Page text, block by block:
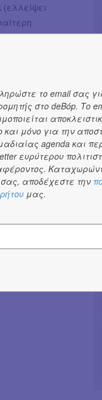
που
ο
God
Iola 11,
πειραματίζεται
συνοδεύοντας
projection
για τη
το email σας
στο deBόp. Το
και μόνο για την
agenda και
ευρύτερου
αποδέχεστε την
μας.